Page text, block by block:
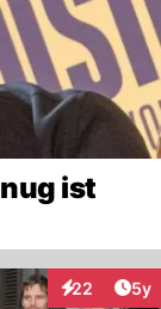
ist
22
Interaktionen
5y